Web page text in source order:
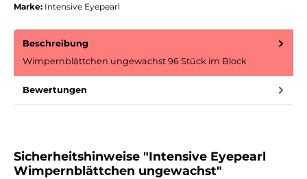
Marke: Intensive Eyepearl
Beschreibung
Wimpernblättchen ungewachst 96 Stück im Block
Bewertungen
Sicherheitshinweise "Intensive Eyepearl
Wimpernblättchen ungewachst"